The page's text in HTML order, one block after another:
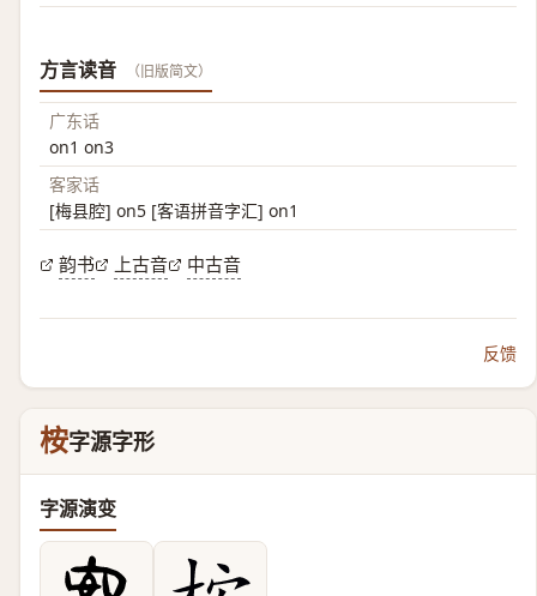
方言读音 （旧版简文）
广东话
on1 on3
客家话
[梅县腔] on5 [客语拼音字汇] on1
韵书 上古音 中古音
反馈
桉字源字形
字源演变